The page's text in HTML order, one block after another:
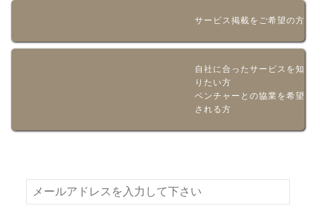
サービス掲載をご希望の方
自社に合ったサービスを知
りたい方
ベンチャーとの協業を希望
される方